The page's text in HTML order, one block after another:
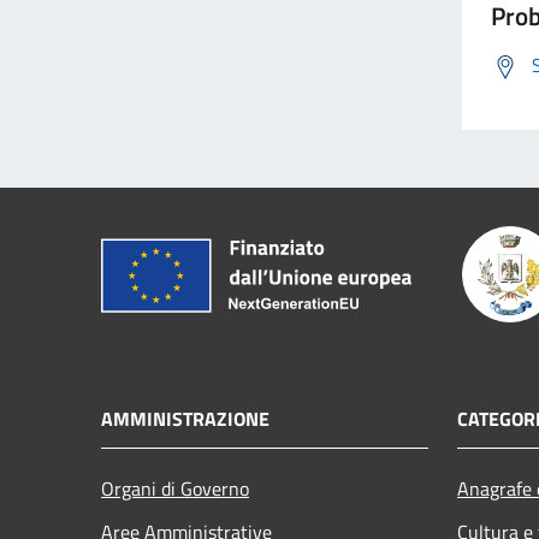
AMMINISTRAZIONE
Organi di Governo
Aree Amministrative
Cultura